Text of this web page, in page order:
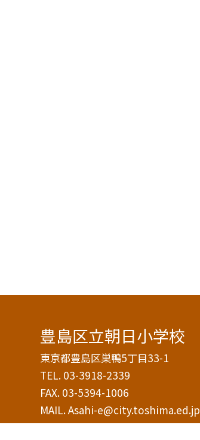
豊島区立朝日小学校
東京都豊島区巣鴨5丁目33-1
TEL. 03-3918-2339
FAX. 03-5394-1006
MAIL. Asahi-e@city.toshima.ed.jp